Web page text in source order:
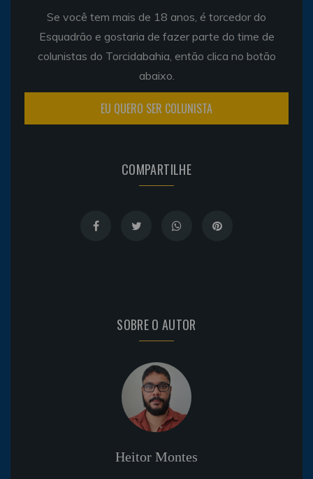
Se você tem mais de 18 anos, é torcedor do
Esquadrão e gostaria de fazer parte do time de
colunistas do Torcidabahia, então clica no botão
abaixo.
EU QUERO SER COLUNISTA
COMPARTILHE
SOBRE O AUTOR
Heitor Montes